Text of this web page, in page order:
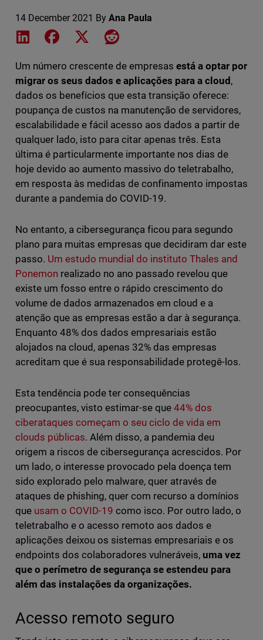
14 December 2021 By Ana Paula
Share on LinkedIn
Share on Facebook
Share on XShare on Reddit
Um número crescente de empresasestá a optar por
migrar os seus dados e aplicações para a cloud ,
dados os benefícios que esta transição oferece:
poupança de custos na manutenção de servidores,
escalabilidade e fácil acesso aos dados a partir de
qualquer lado, isto para citar apenas três. Esta
última é particularmente importante nos dias de
hoje devido ao aumento massivo do teletrabalho,
em resposta às medidas de confinamento impostas
durante a pandemia do COVID-19.
No entanto, a cibersegurança ficou para segundo
plano para muitas empresas que decidiram dar este
passo. Um estudo mundial do instituto Thales and
Ponemon realizado no ano passado revelou que
existe um fosso entre o rápido crescimento do
volume de dados armazenados em cloud e a
atenção que as empresas estão a dar à segurança.
Enquanto 48% dos dados empresariais estão
alojados na cloud, apenas 32% das empresas
acreditam que é sua responsabilidade protegê-los.
Esta tendência pode ter consequências
preocupantes, visto estimar-se que44% dos
ciberataques começam o seu ciclo de vida em
clouds públicas. Além disso, a pandemia deu
origem a riscos de cibersegurança acrescidos. Por
um lado, o interesse provocado pela doença tem
sido explorado pelo malware, quer através de
ataques de phishing, quer com recurso a domínios
que usam o COVID-19 como isco. Por outro lado, o
teletrabalho e o acesso remoto aos dados e
aplicações deixou os sistemas empresariais e os
endpoints dos colaboradores vulneráveis, uma vez
que o perímetro de segurança se estendeu para
além das instalações da organizações.
Acesso remoto seguro